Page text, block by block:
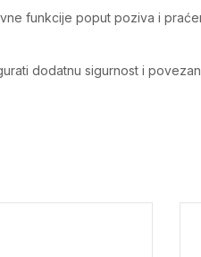
funkcije poput poziva i
dodatnu sigurnost i